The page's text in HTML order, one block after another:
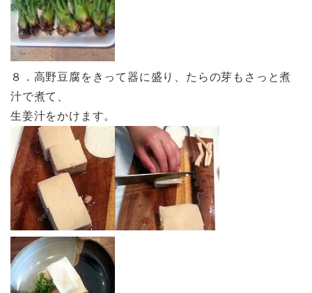
８．高野豆腐をきって器に盛り、たらの芽もさっと煮
汁で煮て、
生姜汁をかけます。